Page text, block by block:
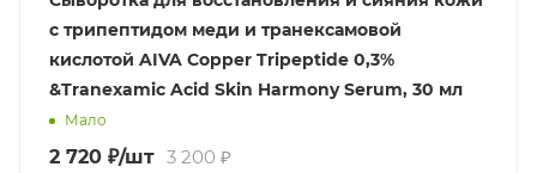
с трипептидом меди и транексамовой
кислотой AIVA Copper Tripeptide 0,3%
&Tranexamic Acid Skin Harmony Serum, 30 мл
Мало
2 720 ₽/шт 3 200 ₽